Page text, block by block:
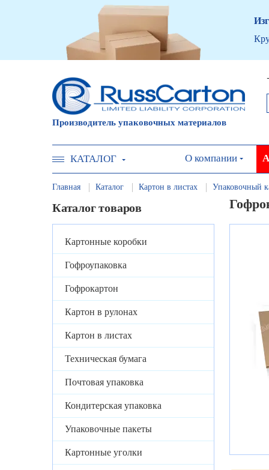
Производитель упаковочных материалов
КАТАЛОГ О компании
Главная Каталог Картон в листах Упаковочный
Каталог товаров
Картонные коробки
Гофроупаковка
Гофрокартон
Картон в рулонах
Картон в листах
Техническая бумага
Почтовая упаковка
Кондитерская упаковка
Упаковочные пакеты
Картонные уголки